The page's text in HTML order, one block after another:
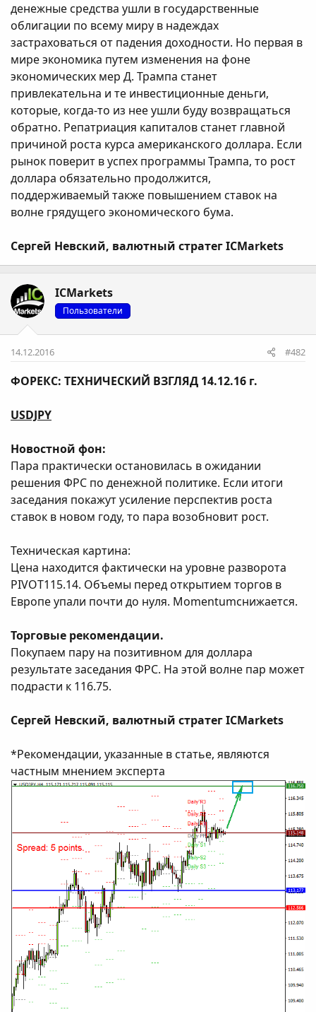
денежные средства ушли в государственные
облигации по всему миру в надеждах
застраховаться от падения доходности. Но первая в
мире экономика путем изменения на фоне
экономических мер Д. Трампа станет
привлекательна и те инвестиционные деньги,
которые, когда-то из нее ушли буду возвращаться
обратно. Репатриация капиталов станет главной
причиной роста курса американского доллара. Если
рынок поверит в успех программы Трампа, то рост
доллара обязательно продолжится,
поддерживаемый также повышением ставок на
волне грядущего экономического бума.
Сергей Невский, валютный стратег ICMarkets
ICMarkets
Пользователи
14.12.2016 #482
ФОРЕКС: ТЕХНИЧЕСКИЙ ВЗГЛЯД 14.12.16 г.
USDJPY
Новостной фон:
Пара практически остановилась в ожидании
решения ФРС по денежной политике. Если итоги
заседания покажут усиление перспектив роста
ставок в новом году, то пара возобновит рост.
Техническая картина:
Цена находится фактически на уровне разворота
PIVOT115.14. Объемы перед открытием торгов в
Европе упали почти до нуля. Momentumснижается.
Торговые рекомендации.
Покупаем пару на позитивном для доллара
результате заседания ФРС. На этой волне пар может
подрасти к 116.75.
Сергей Невский, валютный стратег ICMarkets
*Рекомендации, указанные в статье, являются
частным мнением эксперта